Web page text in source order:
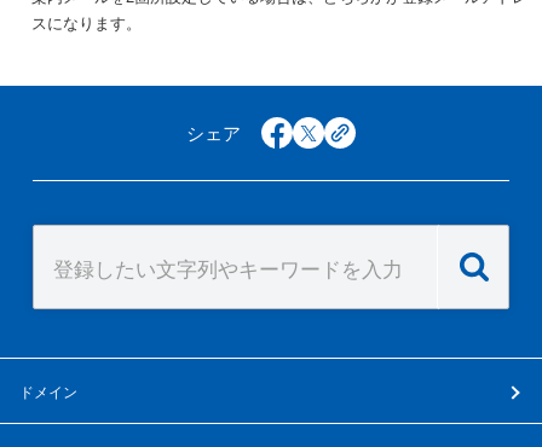
スになります。
シェア facebook
x copy
ドメイン